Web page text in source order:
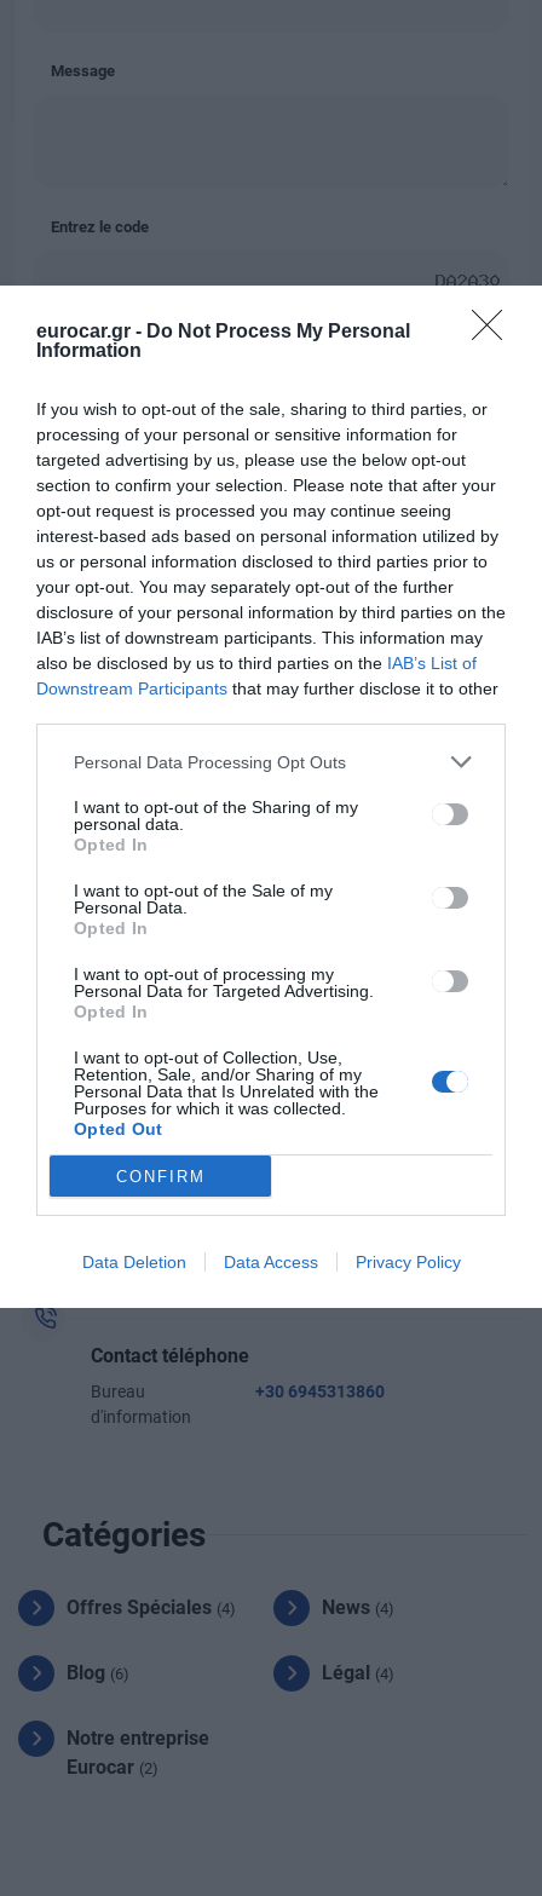
eurocar.gr - Do Not Process My Personal
Information
If you wish to opt-out of the sale, sharing to third parties, or
processing of your personal or sensitive information for
targeted advertising by us, please use the below opt-out
section to confirm your selection. Please note that after your
opt-out request is processed you may continue seeing
interest-based ads based on personal information utilized by
us or personal information disclosed to third parties prior to
your opt-out. You may separately opt-out of the further
disclosure of your personal information by third parties on the
IAB’s list of downstream participants. This information may
also be disclosed by us to third parties on the IAB’s List of
Downstream Participants that may further disclose it to other
Personal Data Processing Opt Outs
I want to opt-out of the Sharing of my
personal data.
Opted In
I want to opt-out of the Sale of my
Personal Data.
Opted In
I want to opt-out of processing my
Personal Data for Targeted Advertising.
Opted In
I want to opt-out of Collection, Use,
Retention, Sale, and/or Sharing of my
Personal Data that Is Unrelated with the
Purposes for which it was collected.
Opted Out
CONFIRM
Data Deletion Data Access Privacy Policy
Message
Entrez le code
Je donne ma permission pour le traitement des
ENVOYER
Pour livrer les voitures à nos clients au Port d'Héraklion, un membre
de notre personnel vous attendra dans la zone des portes – là où
arrivent les navires – en tenant une pancarte avec le logo de notre
société "EUROCAR".
compagnie ANEK LINES.
Pour toute question concernant la livraison ou la restitution au port,
n’hésitez pas à contacter notre équipe d’assistance.
Contact information
Location de voiture Port d'Héraklion
71307 Heraklion
Contact par e-mail
Bureau
support@eurocar.gr
Contact téléphone
Bureau
d'information
+30 6945313860
Catégories
Offres Spéciales (4) News (4)
Blog (6) Légal (4)
Notre entreprise
Eurocar (2)